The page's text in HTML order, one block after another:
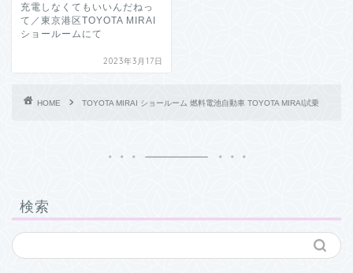
充電しなくてもいいんだねっ
て／東京港区TOYOTA MIRAI
ショールームにて
2023年3月17日
HOME TOYOTA MIRAI ショールーム 燃料電池自動車 TOYOTA MIRAI試乗
検索